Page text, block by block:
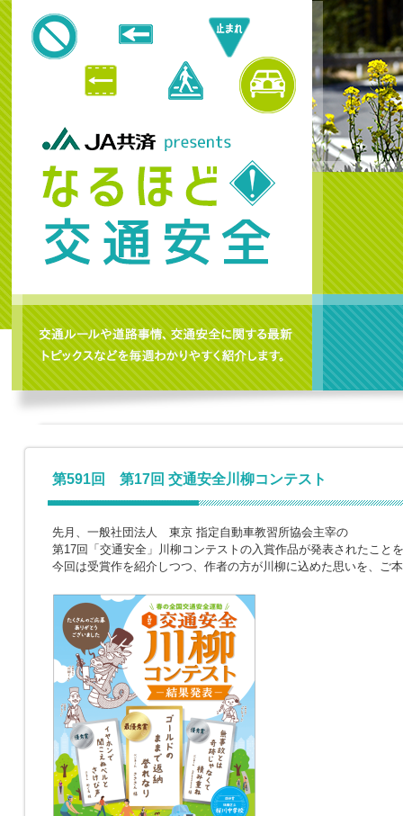
第591回 第17回 交通安全川柳コンテスト
先月、一般社団法人 東京 指定自動車教習所協会主宰の
第17回「交通安全」川柳コンテストの入賞作品が発表されたこと
今回は受賞作を紹介しつつ、作者の方が川柳に込めた思いを、ご